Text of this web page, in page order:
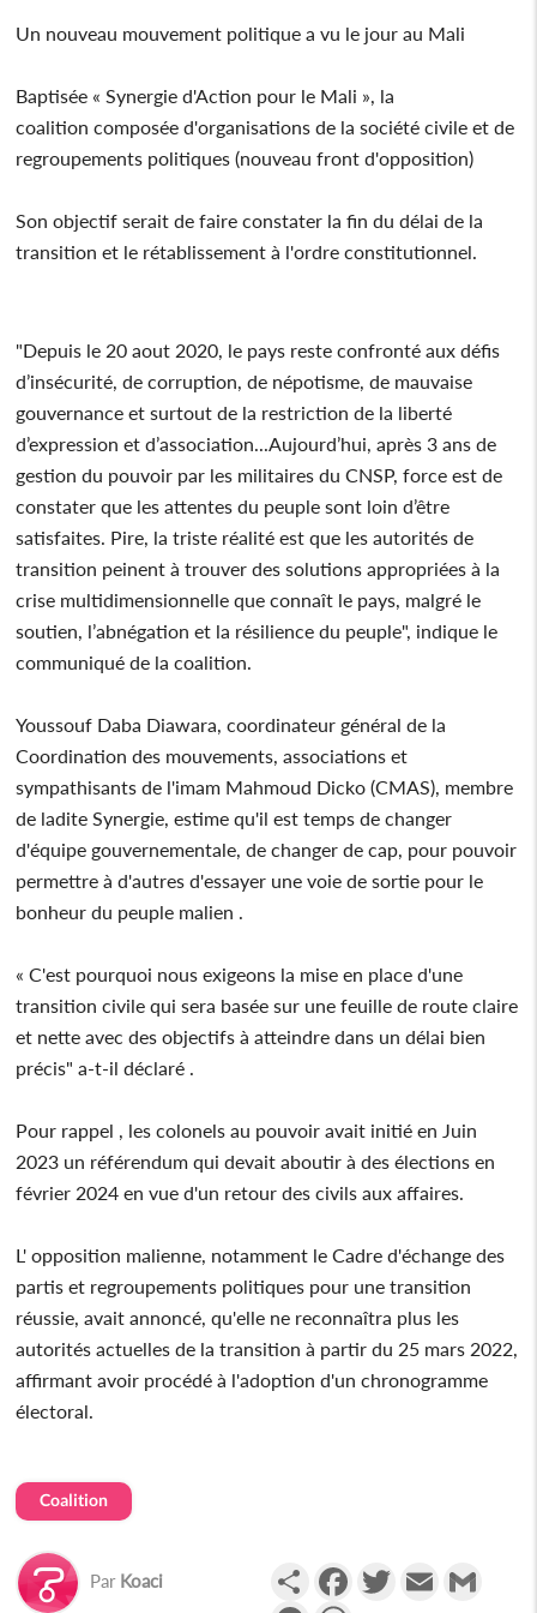
Un nouveau mouvement politique a vu le jour au Mali
Baptisée « Synergie d'Action pour le Mali », la
coalition composée d'organisations de la société civile et de
regroupements politiques (nouveau front d'opposition)
Son objectif serait de faire constater la fin du délai de la
transition et le rétablissement à l'ordre constitutionnel.
"Depuis le 20 aout 2020, le pays reste confronté aux défis
d’insécurité, de corruption, de népotisme, de mauvaise
gouvernance et surtout de la restriction de la liberté
d’expression et d’association...Aujourd’hui, après 3 ans de
gestion du pouvoir par les militaires du CNSP, force est de
constater que les attentes du peuple sont loin d’être
satisfaites. Pire, la triste réalité est que les autorités de
transition peinent à trouver des solutions appropriées à la
crise multidimensionnelle que connaît le pays, malgré le
soutien, l’abnégation et la résilience du peuple", indique le
communiqué de la coalition.
Youssouf Daba Diawara, coordinateur général de la
Coordination des mouvements, associations et
sympathisants de l'imam Mahmoud Dicko (CMAS), membre
de ladite Synergie, estime qu'il est temps de changer
d'équipe gouvernementale, de changer de cap, pour pouvoir
permettre à d'autres d'essayer une voie de sortie pour le
bonheur du peuple malien .
« C'est pourquoi nous exigeons la mise en place d'une
transition civile qui sera basée sur une feuille de route claire
et nette avec des objectifs à atteindre dans un délai bien
précis" a-t-il déclaré .
Pour rappel , les colonels au pouvoir avait initié en Juin
2023 un référendum qui devait aboutir à des élections en
février 2024 en vue d'un retour des civils aux affaires.
L' opposition malienne, notamment le Cadre d'échange des
partis et regroupements politiques pour une transition
réussie, avait annoncé, qu'elle ne reconnaîtra plus les
autorités actuelles de la transition à partir du 25 mars 2022,
affirmant avoir procédé à l'adoption d'un chronogramme
électoral.
Coalition
Par Koaci PartagerFacebookTwitterEmail